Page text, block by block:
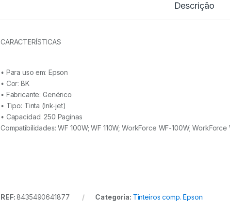
Descrição
CARACTERÍSTICAS
• Para uso em: Epson
• Cor: BK
• Fabricante:Genérico
• Tipo: Tinta (Ink-jet)
• Capacidad: 250 Paginas
Compatibilidades: WF 100W; WF 110W; WorkForce WF-100W; WorkForce
REF:8435490641877 Categoria: Tinteiros comp. Epson